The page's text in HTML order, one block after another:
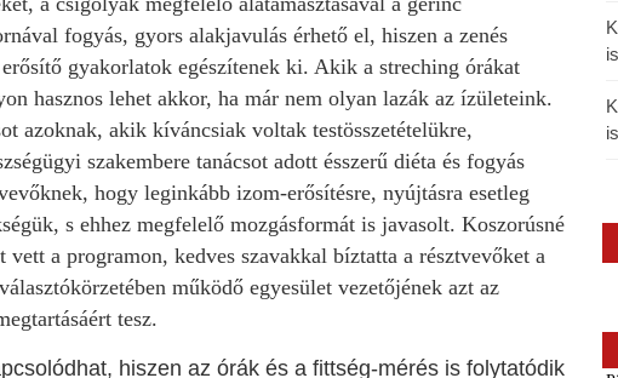
fogyás, gyors alakjavulás érhető el, hiszen a zenés
gyakorlatok egészítenek ki. Akik a streching órákat
hasznos lehet akkor, ha már nem olyan lazák az ízületeink.
azoknak, akik kíváncsiak voltak testösszetételükre,
szakembere tanácsot adott ésszerű diéta és fogyás
hogy leginkább izom-erősítésre, nyújtásra esetleg
s ehhez megfelelő mozgásformát is javasolt. Koszorúsné
a programon, kedves szavakkal bíztatta a résztvevőket a
működő egyesület vezetőjének azt az
tesz.
hiszen az órák és a fittség-mérés is folytatódik